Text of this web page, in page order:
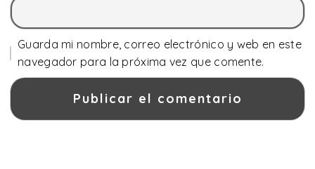
Guarda mi nombre, correo electrónico y web en este
navegador para la próxima vez que comente.